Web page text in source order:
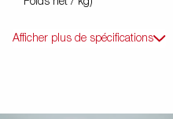
Afficher plus de spécifications